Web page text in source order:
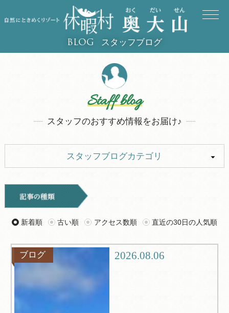
BLOG スタッフブログ
Staff blog
スタッフのおすすめ情報をお届け♪
スタッフブログカテゴリ
キャンプ
旅行記 ツアー
グルメ
新着順 古い順 アクセス数順 直近の30日の人気順
ブログ 2026.08.06